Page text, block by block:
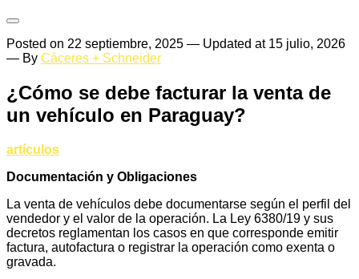
Posted on 22 septiembre, 2025 — Updated at 15 julio, 2026
— By Cáceres + Schneider
¿Cómo se debe facturar la venta de
un vehículo en Paraguay?
artículos
Documentación y Obligaciones
La venta de vehículos debe documentarse según el perfil del
vendedor y el valor de la operación. La Ley 6380/19 y sus
decretos reglamentan los casos en que corresponde emitir
factura, autofactura o registrar la operación como exenta o
gravada.